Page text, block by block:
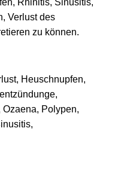
Rhinitis, Sinusitis,
Verlust des
zu können.
Heuschnupfen,
Polypen,